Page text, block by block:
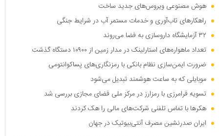
هوش مصنوعی ویروس‌های جدید ساخت
راهکار‌های تاب‌آوری و خدمات مستمر آب در شرایط جنگی
۳۲ آزمایشگاه داروسازی به فضا می‌روند
تعداد ماهواره‌های استارلینک در مدار زمین از ۱۰۹۰۰ دستگاه گذشت
ضرورت ایمن‌سازی نظام بانکی با رمزنگاری‌های پساکوانتومی
موبایلی که به ساعت هوشمند تبدیل می‌شود
تسویه فرامرزی با رمزارز در مرکز ملی فضای مجازی بررسی شد
هکر‌ها با تماس تلفنی شرکت‌های مالی را هک کردند
ایران صدرنشین مصرف آنتی‌بیوتیک در جهان